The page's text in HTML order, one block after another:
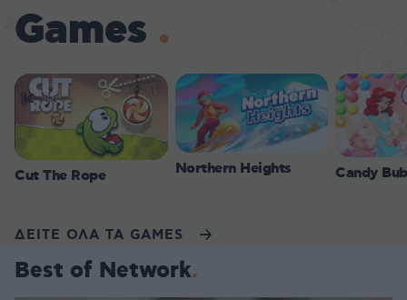
Games
Cut The Rope Northern Heights Candy
ΔΕΙΤΕ ΟΛΑ ΤΑ GAMES
Best of Network